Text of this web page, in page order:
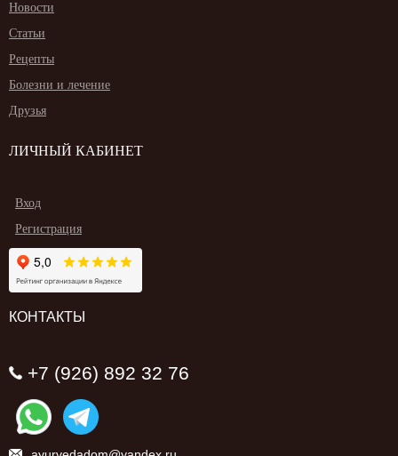
Новости
Статьи
Рецепты
Болезни и лечение
Друзья
ЛИЧНЫЙ КАБИНЕТ
Вход
Регистрация
КОНТАКТЫ
+7 (926) 892 32 76